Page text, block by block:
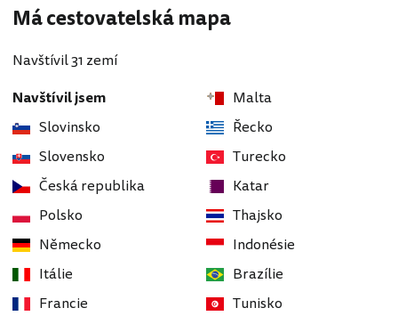
Má cestovatelská mapa
Navštívil 31 zemí
Navštívil jsem
Slovinsko
Slovensko
Česká republika
Polsko
Německo
Itálie
Francie
Malta
Řecko
Turecko
Katar
Thajsko
Indonésie
Brazílie
Tunisko